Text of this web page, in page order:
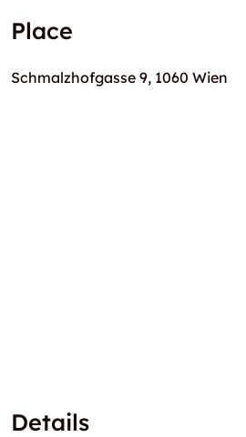
Place
Schmalzhofgasse 9, 1060 Wien
Details